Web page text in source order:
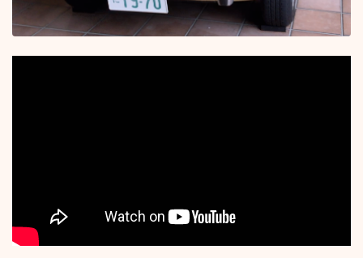
#19455 (タイトルなし)
ABOUT
CM50-59
Homepage – Fashion
Homepage – Full Post Featured
Homepage – Infinite Scroll
Homepage – Loop